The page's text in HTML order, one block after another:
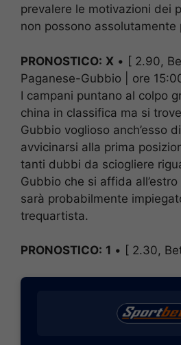
prevalere le motivazioni dei
non possono assolutamente
PRONOSTICO: X • [ 2.90,
Paganese-Gubbio | ore
I campani puntano al colpo
china in classifica ma si
Gubbio voglioso anch’esso
avvicinarsi alla prima
tanti dubbi da sciogliere
Gubbio che si affida
sarà probabilmente
trequartista.
PRONOSTICO: 1 • [ 2.30,